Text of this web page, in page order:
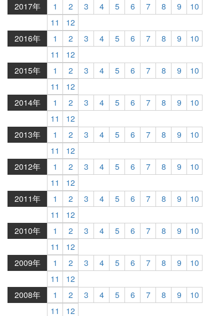
2017年
1 2 3 4 5 6 7 8 9
10
11
12
2016年
1 2 3 4 5 6 7 8 9
10
11
12
2015年
1 2 3 4 5 6 7 8 9
10
11
12
2014年
1 2 3 4 5 6 7 8 9
10
11
12
2013年
1 2 3 4 5 6 7 8 9
10
11
12
2012年
1 2 3 4 5 6 7 8 9
10
11
12
2011年
1 2 3 4 5 6 7 8 9
10
11
12
2010年
1 2 3 4 5 6 7 8 9
10
11
12
2009年
1 2 3 4 5 6 7 8 9
10
11
12
2008年
1 2 3 4 5 6 7 8 9
10
11
12